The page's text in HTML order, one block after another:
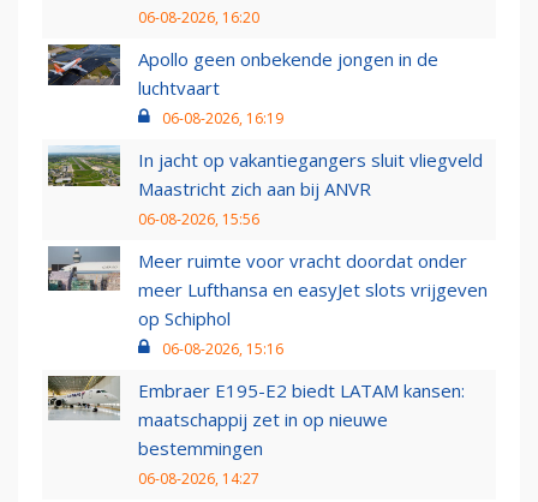
06-08-2026, 16:20
Apollo geen onbekende jongen in de
luchtvaart
06-08-2026, 16:19
In jacht op vakantiegangers sluit vliegveld
Maastricht zich aan bij ANVR
06-08-2026, 15:56
Meer ruimte voor vracht doordat onder
meer Lufthansa en easyJet slots vrijgeven
op Schiphol
06-08-2026, 15:16
Embraer E195-E2 biedt LATAM kansen:
maatschappij zet in op nieuwe
bestemmingen
06-08-2026, 14:27